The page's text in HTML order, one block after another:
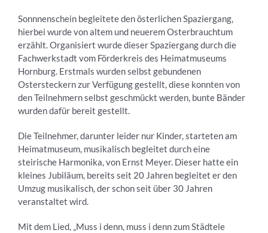
Sonnnenschein begleitete den österlichen Spaziergang,
hierbei wurde von altem und neuerem Osterbrauchtum
erzählt. Organisiert wurde dieser Spaziergang durch die
Fachwerkstadt vom Förderkreis des Heimatmuseums
Hornburg. Erstmals wurden selbst gebundenen
Ostersteckern zur Verfügung gestellt, diese konnten von
den Teilnehmern selbst geschmückt werden, bunte Bänder
wurden dafür bereit gestellt.
Die Teilnehmer, darunter leider nur Kinder, starteten am
Heimatmuseum, musikalisch begleitet durch eine
steirische Harmonika, von Ernst Meyer. Dieser hatte ein
kleines Jubiläum, bereits seit 20 Jahren begleitet er den
Umzug musikalisch, der schon seit über 30 Jahren
veranstaltet wird.
Mit dem Lied, „Muss i denn, muss i denn zum Städtele